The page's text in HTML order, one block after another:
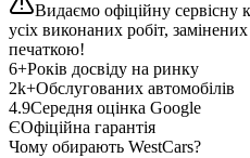
Видаємо офіційну сервісну
усіх виконаних робіт,
печаткою!
6+Років досвіду на ринку
2k+Обслугованих автомобілів
4.9Середня оцінка Google
ЄОфіційна гарантія
Чому обирають WestCars?